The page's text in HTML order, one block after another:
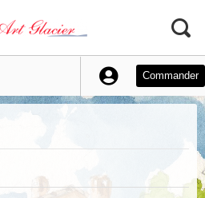
Commander